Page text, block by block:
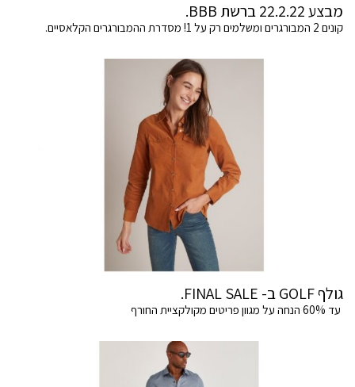
מבצע 22.2.22 ברשת BBB.
קונים 2 המבורגרים ומשלמים רק על 1! מסדרת ההמבורגרים הקלאסיים.
גולף GOLF ב- FINAL SALE.
עד 60% הנחה על מגוון פריטים מקולקציית החורף